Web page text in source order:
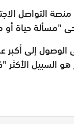
التواصل
"مسألة حياة
الوصول إلى
السبيل الأكثر